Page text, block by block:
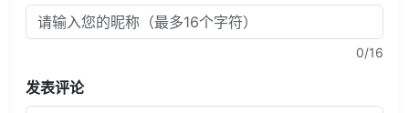
0/16
发表评论